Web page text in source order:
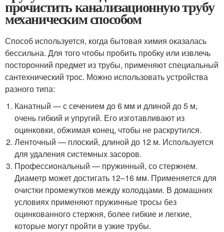
прочистить канализационную трубу
механическим способом
Способ используется, когда бытовая химия оказалась
бессильна. Для того чтобы пробить пробку или извлечь
посторонний предмет из трубы, применяют специальный
сантехнический трос. Можно использовать устройства
разного типа:
Канатный — с сечением до 6 мм и длиной до 5 м,
очень гибкий и упругий. Его изготавливают из
оцинковки, обжимая конец, чтобы не раскрутился.
Ленточный — плоский, длиной до 12 м. Используется
для удаления системных засоров.
Профессиональный — пружинный, со стержнем.
Диаметр может достигать 12–16 мм. Применяется для
очистки промежутков между колодцами. В домашних
условиях применяют пружинные тросы без
оцинкованного стержня, более гибкие и легкие,
которые могут пройти в узкие трубы.